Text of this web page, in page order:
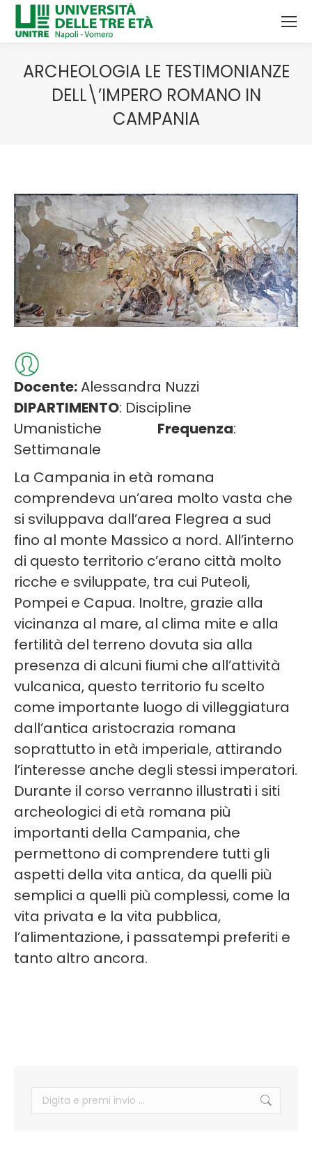
ARCHEOLOGIA LE TESTIMONIANZE
DELL\’IMPERO ROMANO IN
CAMPANIA
Docente:Alessandra Nuzzi
DIPARTIMENTO: Discipline
Umanistiche Frequenza:
Settimanale
La Campania in età romana
comprendeva un’area molto vasta che
si sviluppava dall’area Flegrea a sud
fino al monte Massico a nord. All’interno
di questo territorio c’erano città molto
ricche e sviluppate, tra cui Puteoli,
Pompei e Capua. Inoltre, grazie alla
vicinanza al mare, al clima mite e alla
fertilità del terreno dovuta sia alla
presenza di alcuni fiumi che all’attività
vulcanica, questo territorio fu scelto
come importante luogo di villeggiatura
dall’antica aristocrazia romana
soprattutto in età imperiale, attirando
l’interesse anche degli stessi imperatori.
Durante il corso verranno illustrati i siti
archeologici di età romana più
importanti della Campania, che
permettono di comprendere tutti gli
aspetti della vita antica, da quelli più
semplici a quelli più complessi, come la
vita privata e la vita pubblica,
l’alimentazione, i passatempi preferiti e
tanto altro ancora.